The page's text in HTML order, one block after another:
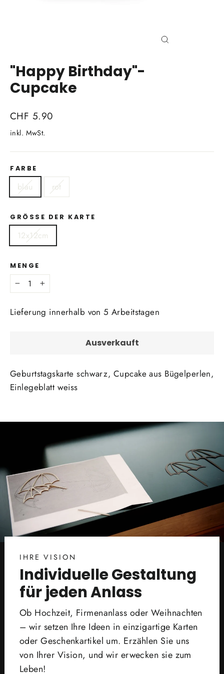
"Happy Birthday"-
Cupcake
Normaler
Preis
CHF 5.90
inkl. MwSt.
FARBE
blau rot
GRÖSSE DER KARTE
12x12cm
MENGE
−
+
Lieferung innerhalb von 5 Arbeitstagen
Ausverkauft
Geburtstagskarte schwarz, Cupcake aus Bügelperlen,
Einlegeblatt weiss
IHRE VISION
Individuelle Gestaltung
für jeden Anlass
Ob Hochzeit, Firmenanlass oder Weihnachten
– wir setzen Ihre Ideen in einzigartige Karten
oder Geschenkartikel um. Erzählen Sie uns
von Ihrer Vision, und wir erwecken sie zum
Leben!